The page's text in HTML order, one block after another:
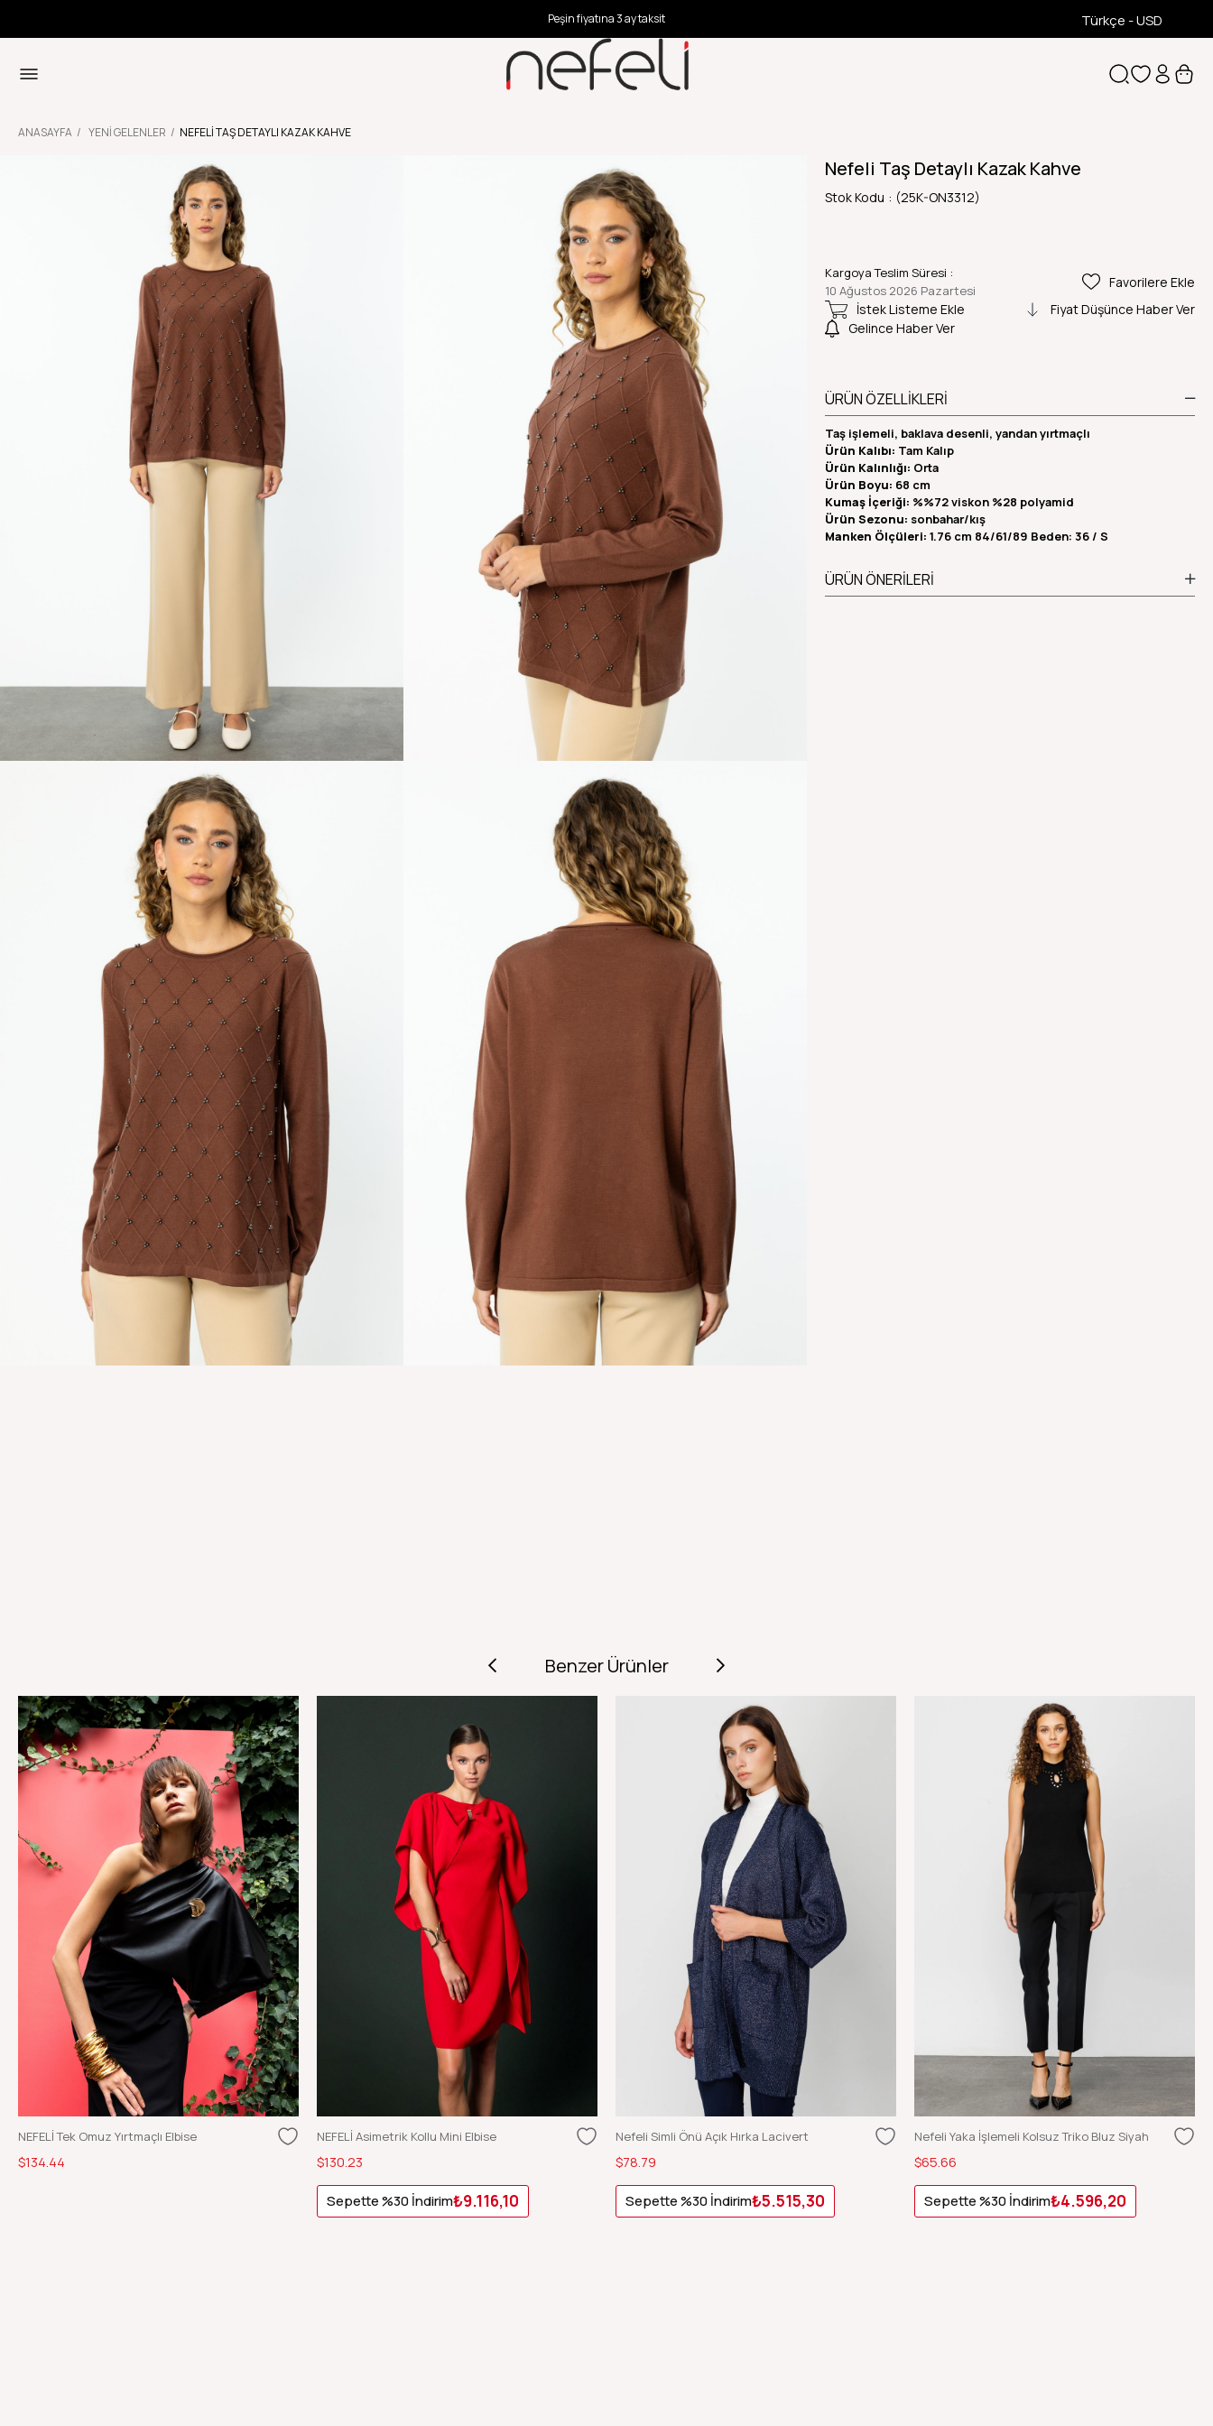
Peşin fiyatına 3 ay taksit Türkçe - USD
ANASAYFA YENI GELENLER NEFELI TAŞ DETAYLI KAZAK KAHVE
Nefeli Taş Detaylı Kazak Kahve
Stok Kodu (25K-ON3312)
Kargoya Teslim Süresi :
10 Ağustos 2026 Pazartesi
Favorilere Ekle
İstek Listeme Ekle
Fiyat Düşünce Haber Ver
Gelince Haber Ver
ÜRÜN ÖZELLIKLERI
Taş işlemeli, baklava desenli, yandan yırtmaçlı
Ürün Kalıbı: Tam Kalıp
Ürün Kalınlığı: Orta
Ürün Boyu: 68 cm
Kumaş İçeriği: %%72 viskon %28 polyamid
Ürün Sezonu: sonbahar/kış
Manken Ölçüleri: 1.76 cm 84/61/89 Beden: 36 / S
ÜRÜN ÖNERILERI
Benzer Ürünler
NEFELİ Tek Omuz Yırtmaçlı Elbise
$134.44
NEFELİ Asimetrik Kollu Mini Elbise
$130.23
Sepette %30 İndirim₺9.116,10
Nefeli Simli Önü Açık Hırka Lacivert
$78.79
Sepette %30 İndirim₺5.515,30
Nefeli Yaka İşlemeli Kolsuz Triko Bluz Siyah
$65.66
Sepette %30 İndirim₺4.596,20